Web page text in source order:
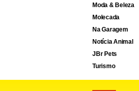
Pereira, o
Moda & Beleza
Molecada
Na Garagem
Notícia Animal
JBr Pets
Turismo